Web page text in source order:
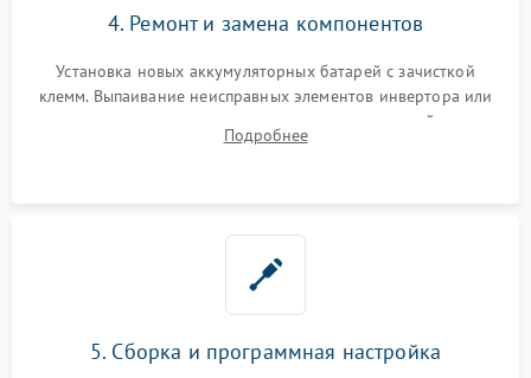
4. Ремонт и замена компонентов
Установка новых аккумуляторных батарей с зачисткой
клемм. Выпаивание неисправных элементов инвертора или
цепи зарядки и монтаж новых радиодеталей.
Восстановление поврежденных токоведущих дорожек и
Подробнее
5. Сборка и программная настройка